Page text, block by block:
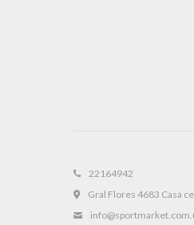
22164942
Gral Flores 4683 Casa